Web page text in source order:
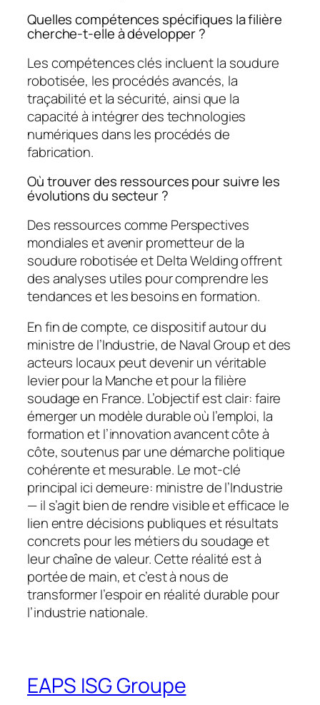
Quelles compétences spécifiques la filière
cherche-t-elle à développer ?
Les compétences clés incluent la soudure
robotisée, les procédés avancés, la
traçabilité et la sécurité, ainsi que la
capacité à intégrer des technologies
numériques dans les procédés de
fabrication.
Où trouver des ressources pour suivre les
évolutions du secteur ?
Des ressources comme Perspectives
mondiales et avenir prometteur de la
soudure robotisée et Delta Welding offrent
des analyses utiles pour comprendre les
tendances et les besoins en formation.
En fin de compte, ce dispositif autour du
ministre de l’Industrie, de Naval Group et des
acteurs locaux peut devenir un véritable
levier pour la Manche et pour la filière
soudage en France. L’objectif est clair: faire
émerger un modèle durable où l’emploi, la
formation et l’innovation avancent côte à
côte, soutenus par une démarche politique
cohérente et mesurable. Le mot-clé
principal ici demeure: ministre de l’Industrie
— il s’agit bien de rendre visible et efficace le
lien entre décisions publiques et résultats
concrets pour les métiers du soudage et
leur chaîne de valeur. Cette réalité est à
portée de main, et c’est à nous de
transformer l’espoir en réalité durable pour
l’industrie nationale.
EAPS ISG Groupe